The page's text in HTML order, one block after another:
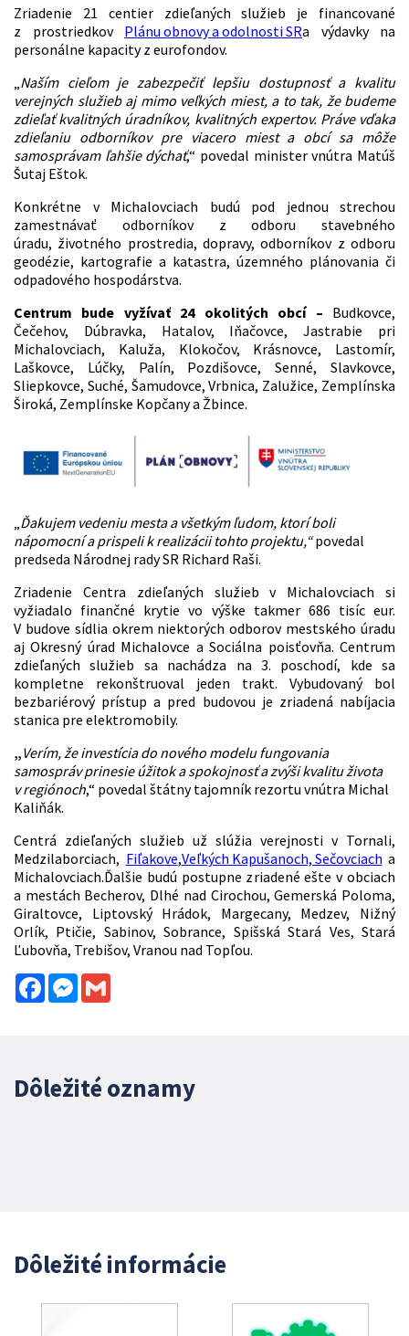
Zriadenie 21 centier zdieľaných služieb je financované
z prostriedkov Plánu obnovy a odolnosti SRa výdavky na
personálne kapacity z eurofondov.
„Naším cieľom je zabezpečiť lepšiu dostupnosť a kvalitu
verejných služieb aj mimo veľkých miest, a to tak, že budeme
zdieľať kvalitných úradníkov, kvalitných expertov. Práve vďaka
zdieľaniu odborníkov pre viacero miest a obcí sa môže
samosprávam ľahšie dýchať,“ povedal minister vnútra Matúš
Šutaj Eštok.
Konkrétne v Michalovciach budú pod jednou strechou
zamestnávať odborníkov z odboru stavebného
úradu, životného prostredia, dopravy, odborníkov z odboru
geodézie, kartografie a katastra, územného plánovania či
odpadového hospodárstva.
Centrum bude vyžívať 24 okolitých obcí – Budkovce,
Čečehov, Dúbravka, Hatalov, Iňačovce, Jastrabie pri
Michalovciach, Kaluža, Klokočov, Krásnovce, Lastomír,
Laškovce, Lúčky, Palín, Pozdišovce, Senné, Slavkovce,
Sliepkovce, Suché, Šamudovce, Vrbnica, Zalužice, Zemplínska
Široká, Zemplínske Kopčany a Žbince.
„Ďakujem vedeniu mesta a všetkým ľudom, ktorí boli
nápomocní a prispeli k realizácii tohto projektu,“povedal
predseda Národnej rady SR Richard Raši.
Zriadenie Centra zdieľaných služieb v Michalovciach si
vyžiadalo finančné krytie vo výške takmer 686 tisíc eur.
V budove sídlia okrem niektorých odborov mestského úradu
aj Okresný úrad Michalovce a Sociálna poisťovňa. Centrum
zdieľaných služieb sa nachádza na 3. poschodí, kde sa
kompletne rekonštruoval jeden trakt. Vybudovaný bol
bezbariérový prístup a pred budovou je zriadená nabíjacia
stanica pre elektromobily.
„Verím, že investícia do nového modelu fungovania
samospráv prinesie úžitok a spokojnosť a zvýši kvalitu života
v regiónoch,“ povedal štátny tajomník rezortu vnútra Michal
Kaliňák.
Centrá zdieľaných služieb už slúžia verejnosti v Tornali,
Medzilaborciach, Fiľakove,Veľkých Kapušanoch, Sečovciach a
Michalovciach.Ďalšie budú postupne zriadené ešte v obciach
a mestách Becherov, Dlhé nad Cirochou, Gemerská Poloma,
Giraltovce, Liptovský Hrádok, Margecany, Medzev, Nižný
Orlík, Ptičie, Sabinov, Sobrance, Spišská Stará Ves, Stará
Ľubovňa, Trebišov, Vranou nad Topľou.
FacebookMessenger
Dôležité oznamy
Dôležité informácie